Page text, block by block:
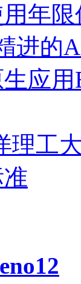
年
进的
应
理工